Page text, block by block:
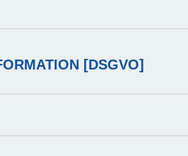
[DSGVO]